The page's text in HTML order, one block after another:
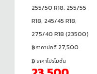
255/50 R18, 255/55
R18, 245/45 R18,
275/40 R18 (23500)
ราคาปกติ 27,500
ราคาโปรโมชั่น